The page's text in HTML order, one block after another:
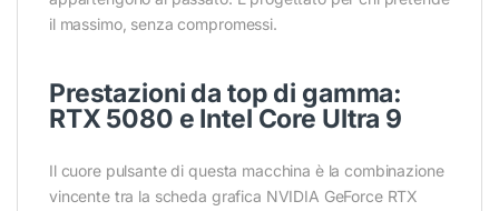
il massimo, senza compromessi.
Prestazioni da top di gamma:
RTX 5080 e Intel Core Ultra 9
Il cuore pulsante di questa macchina è la combinazione
vincente tra la scheda grafica NVIDIA GeForce RTX